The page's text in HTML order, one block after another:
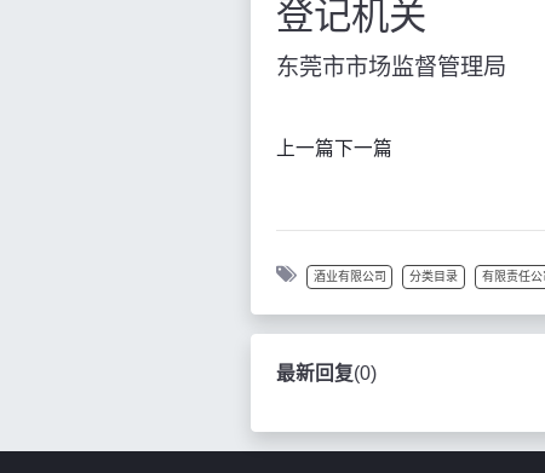
登记机关
东莞市市场监督管理局
上一篇下一篇
酒业有限公司 分类目录 有限责任公
最新回复(0)